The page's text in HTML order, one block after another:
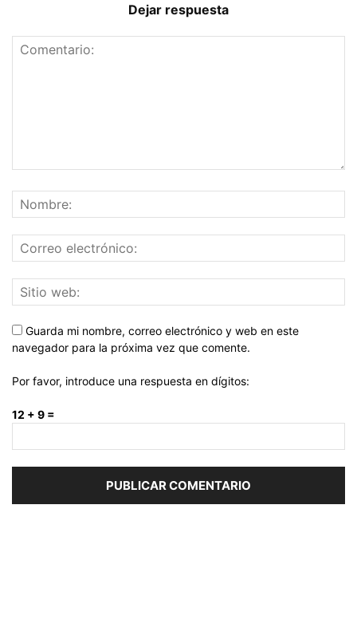
Dejar respuesta
Guarda mi nombre, correo electrónico y web en este
navegador para la próxima vez que comente.
Por favor, introduce una respuesta en dígitos:
12 + 9 =